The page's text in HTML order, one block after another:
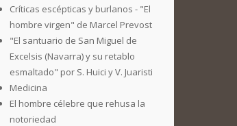
Críticas escépticas y burlanos - "El
hombre virgen" de Marcel Prevost
"El santuario de San Miguel de
Excelsis (Navarra) y su retablo
esmaltado" por S. Huici y V. Juaristi
Medicina
El hombre célebre que rehusa la
notoriedad